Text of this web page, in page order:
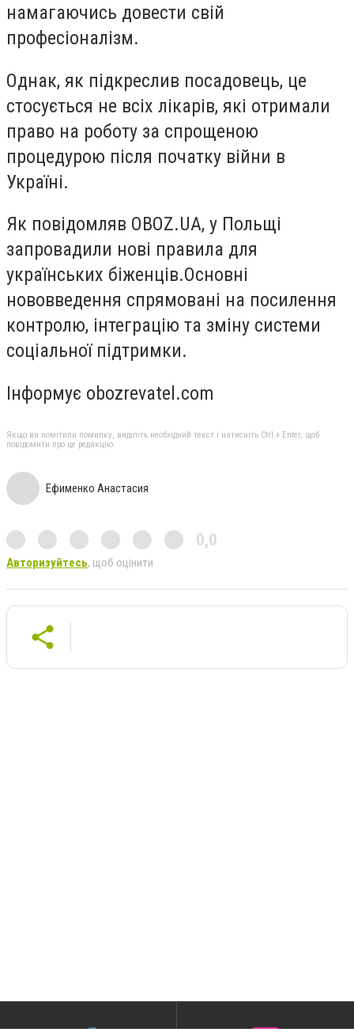
намагаючись довести свій
професіоналізм.
Однак, як підкреслив посадовець, це
стосується не всіх лікарів, які отримали
право на роботу за спрощеною
процедурою після початку війни в
Україні.
Як повідомляв OBOZ.UA, у Польщі
запровадили нові правила для
українських біженців.Основні
нововведення спрямовані на посилення
контролю, інтеграцію та зміну системи
соціальної підтримки.
Інформує obozrevatel.com
Якщо ви помітили помилку, виділіть необхідний текст і натисніть Ctrl + Enter, щоб
повідомити про це редакцію
Ефименко Анастасия
0,0
Авторизуйтесь, щоб оцінити